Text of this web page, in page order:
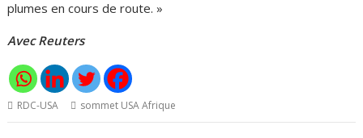
plumes en cours de route. »
Avec Reuters
RDC-USA sommet USA Afrique